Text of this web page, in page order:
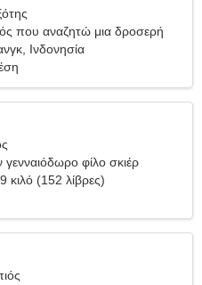
που αναζητώ μια δροσερή
Ινδονησία
φίλο σκιέρ
κιλό (152 λίβρες)